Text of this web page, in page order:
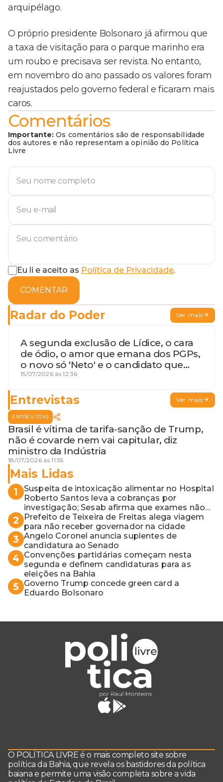
arquipélago.
O próprio presidente Bolsonaro já afirmou que
a taxa de visitação para o parque marinho era
um roubo e precisava ser revista. No entanto,
em novembro do ano passado os valores foram
reajustados pelo governo federal e ficaram mais
caros.
Comentários
Importante: Os comentários são de responsabilidade
dos autores e não representam a opinião do Política
Livre
Eu li e aceito as Política de Privacidade.
COMENTAR
Radar do Poder Ver mais
A segunda exclusão de Lídice, o cara
de ódio, o amor que emana dos PGPs,
o novo só 'Neto' e o candidato que
geme
15/07/2026 às 12:36
Entrevistas Ver mais
ENTREVISTAS
Brasil é vítima de tarifa-sanção de Trump,
não é covarde nem vai capitular, diz
ministro da Indústria
18/07/2026 às 11:55
Mais Lidas
1
Suspeita de intoxicação alimentar no Hospital
Roberto Santos leva a cobranças por
investigação; Sesab afirma que exames não
apontaram contaminação
2
Prefeito de Teixeira de Freitas alega viagem
para não receber governador na cidade
3 Angelo Coronel anuncia suplentes de
candidatura ao Senado
4 Convenções partidárias começam nesta
segunda e definem candidaturas para as
eleições na Bahia
5
Governo Trump concede green card a
Eduardo Bolsonaro
O POLÍTICA LIVRE é o mais completo site sobre
política da Bahia, que revela os bastidores da política
baiana e permite uma visão completa sobre a vida